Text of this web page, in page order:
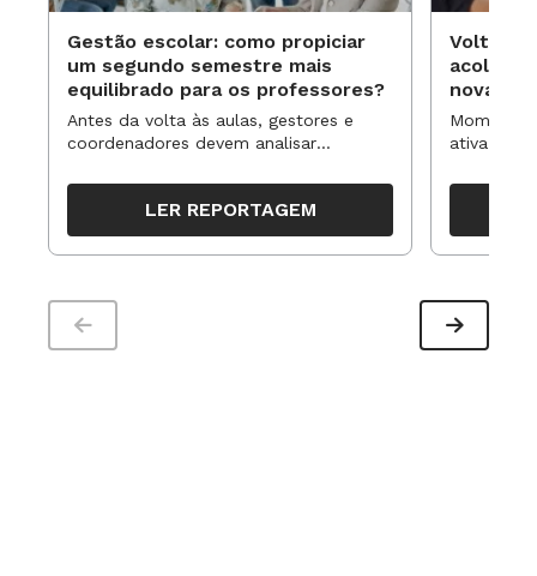
Gestão escolar: como propiciar
um segundo semestre mais
equilibrado para os professores?
Antes da volta às aulas, gestores e
coordenadores devem analisar
organizar ações para orientar o
trabalho pedagógico ao longo do
período
LER REPORTAGEM
Volta às
novas
ativa
propostas